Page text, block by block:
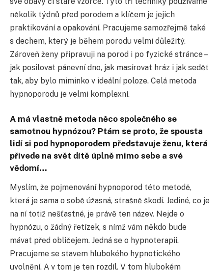
několik týdnů před porodem a klíčem je jejich
praktikování a opakování. Pracujeme samozřejmě také
s dechem, který je během porodu velmi důležitý.
Zároveň ženy připravuji na porod i po fyzické stránce –
jak posilovat pánevní dno, jak masírovat hráz i jak sedět
tak, aby bylo miminko v ideální poloze. Celá metoda
hypnoporodu je velmi komplexní.
A má vlastně metoda něco společného se
samotnou hypnózou? Ptám se proto, že spousta
lidí si pod hypnoporodem představuje ženu, která
přivede na svět dítě úplně mimo sebe a své
vědomí…
Myslím, že pojmenování hypnoporod této metodě,
která je sama o sobě úžasná, strašně škodí. Jediné, co je
na ní totiž nešťastné, je právě ten název. Nejde o
hypnózu, o žádný řetízek, s nímž vám někdo bude
mávat před obličejem. Jedná se o hypnoterapii.
Pracujeme se stavem hlubokého hypnotického
uvolnění. A v tom je ten rozdíl. V tom hlubokém